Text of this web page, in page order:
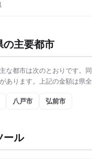
の主要都市
な都市は次のとおりです。同
あります。上記の金額は県
八戸市 弘前市
ール